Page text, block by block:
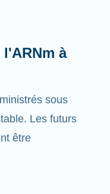
sous
Les futurs
être